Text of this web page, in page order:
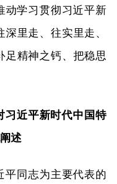
动学习贯彻习近平新
里走、往实里走、
足精神之钙、把稳思
习近平新时代中国特
述
平同志为主要代表的